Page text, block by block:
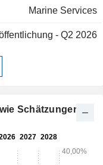
Niederlande (3,9 %),
(2,5 %), Indien
%), Costa Rica (0,8
Marine Services
- Q2 2026
Schätzungen